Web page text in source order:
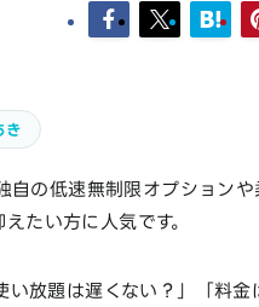
き
自の低速無制限オプション
たい方に人気です。
放題は遅くない？」「料